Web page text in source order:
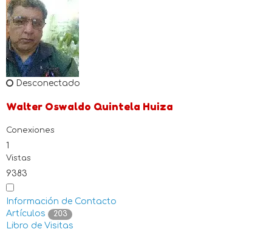
Desconectado
Walter Oswaldo Quintela Huiza
Conexiones
1
Vistas
9383
Información de Contacto
Artículos
203
Libro de Visitas